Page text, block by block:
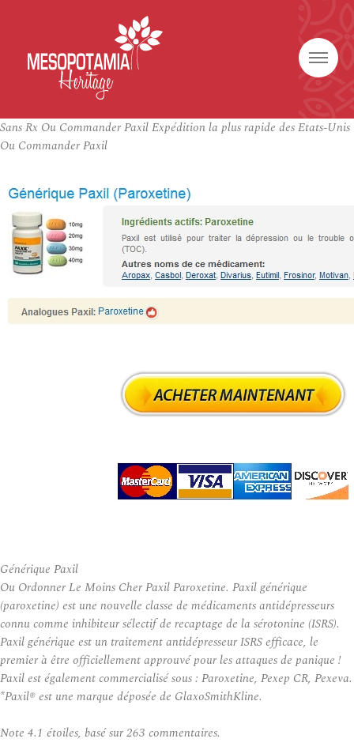
Sans Rx Ou Commander Paxil Expédition la plus rapide des Etats-Unis
Ou Commander Paxil
Générique Paxil
Ou Ordonner Le Moins Cher Paxil Paroxetine. Paxil générique
(paroxetine) est une nouvelle classe de médicaments antidépresseurs
connu comme inhibiteur sélectif de recaptage de la sérotonine (ISRS).
Paxil générique est un traitement antidépresseur ISRS efficace, le
premier à être officiellement approuvé pour les attaques de panique !
Paxil est également commercialisé sous : Paroxetine, Pexep CR, Pexeva.
*Paxil® est une marque déposée de GlaxoSmithKline.
Note 4.1 étoiles, basé sur263 commentaires.